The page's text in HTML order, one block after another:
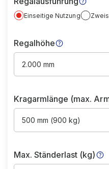
Einseitige Nutzung
Regalhöhe
2.000 mm
Kragarmlänge (max.
500 mm (900 kg)
Max. Ständerlast (kg)